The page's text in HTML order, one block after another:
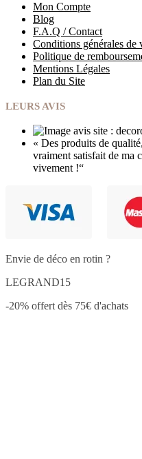
Mon Compte
Blog
F.A.Q / Contact
Conditions générales de
Politique de
Mentions Légales
Plan du Site
LEURS AVIS
« Des produits de
vraiment satisfait de ma
vivement !“
Envie de déco en rotin ?
LEGRAND15
-20% offert dès 75€ d'achats